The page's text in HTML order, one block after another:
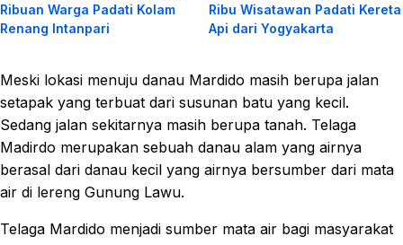
Ribuan Warga Padati Kolam
Renang Intanpari
Ribu Wisatawan Padati Kereta
Api dari Yogyakarta
Meski lokasi menuju danau Mardido masih berupa jalan
setapak yang terbuat dari susunan batu yang kecil.
Sedang jalan sekitarnya masih berupa tanah. Telaga
Madirdo merupakan sebuah danau alam yang airnya
berasal dari danau kecil yang airnya bersumber dari mata
air di lereng Gunung Lawu.
Telaga Mardido menjadi sumber mata air bagi masyarakat